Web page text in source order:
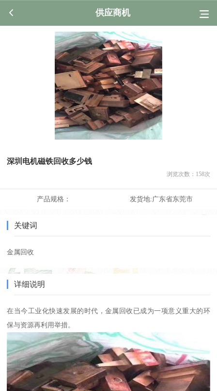
供应商机
深圳电机磁铁回收多少钱
浏览次数： 158次
产品规格： 发货地:广东省东莞市
关键词
金属回收
详细说明
在当今工业化快速发展的时代，金属回收已成为一项意义重大的环
保与资源再利用举措。